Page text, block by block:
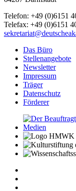
Telefon: +49 (0)6151
Telefax: +49 (0)6151
Das Büro
Stellenangebote
Newsletter
Impressum
Träger
Datenschutz
Förderer